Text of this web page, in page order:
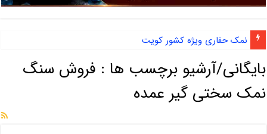
نمک حفاری ویژه کشور کویت
بایگانی/آرشیو برچسب ها : فروش سنگ
نمک سختی گیر عمده